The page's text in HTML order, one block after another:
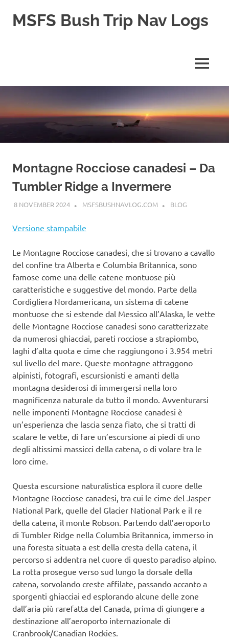
MSFS Bush Trip Nav Logs
MSFS
trips,
well
pln
for
2024
MENU
Montagne Rocciose canadesi – Da
Tumbler Ridge a Invermere
8 NOVEMBER 2024 MSFSBUSHNAVLOG.COM BLOG
Versione stampabile
Le Montagne Rocciose canadesi, che si trovano a cavallo
del confine tra Alberta e Columbia Britannica, sono
famose come una delle catene montuose più
caratteristiche e suggestive del mondo. Parte della
Cordigliera Nordamericana, un sistema di catene
montuose che si estende dal Messico all’Alaska, le vette
delle Montagne Rocciose canadesi sono caratterizzate
da numerosi ghiacciai, pareti rocciose a strapiombo,
laghi d’alta quota e cime che raggiungono i 3.954 metri
sul livello del mare. Queste montagne attraggono
alpinisti, fotografi, escursionisti e amanti della
montagna desiderosi di immergersi nella loro
magnificenza naturale da tutto il mondo. Avventurarsi
nelle imponenti Montagne Rocciose canadesi è
un’esperienza che lascia senza fiato, che si tratti di
scalare le vette, di fare un’escursione ai piedi di uno
degli altissimi massicci della catena, o di volare tra le
loro cime.
Questa escursione naturalistica esplora il cuore delle
Montagne Rocciose canadesi, tra cui le cime del Jasper
National Park, quelle del Glacier National Park e il re
della catena, il monte Robson. Partendo dall’aeroporto
di Tumbler Ridge nella Columbia Britannica, immerso in
una foresta situata a est della cresta della catena, il
percorso si addentra nel cuore di questo paradiso alpino.
La rotta prosegue verso sud lungo la dorsale della
catena, sorvolando creste affilate, passando accanto a
sporgenti ghiacciai ed esplorando alcune delle zone
dall’aria più rarefatta del Canada, prima di giungere a
destinazione all’aeroporto internazionale di
Cranbrook/Canadian Rockies.